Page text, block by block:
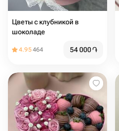
Цветы с клубникой в
шоколаде
4.95464 54 000֏